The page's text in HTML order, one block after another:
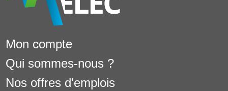
Mon compte
Qui sommes-nous ?
Nos offres d'emplois